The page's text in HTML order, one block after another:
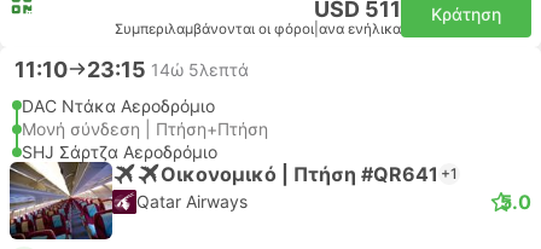
USD 511
Συμπεριλαμβάνονται οι φόροι ανα ενήλικα
Κράτηση
11:10 23:15 14ώ 5λεπτά
DAC Ντάκα Αεροδρόμιο
Μονή σύνδεση | Πτήση+Πτήση
SHJ Σάρτζα Αεροδρόμιο
Οικονομικό | Πτήση #QR641 +1
Qatar Airways 5.0